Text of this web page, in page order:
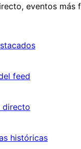
eventos
feed
directo
históricas